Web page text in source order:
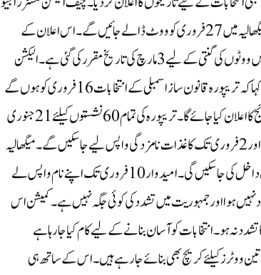
کمار نے پریس کانفرنس کرتے ہوئے بتایا کہ تریپورہ میں 16 فروری کو اور ناگالینڈ و میگھالیہ میں 27 فروری کو ووٹ ڈالے جائیں گے۔ اس اعلان کے
ساتھ ہی تینوں ریاستوں میں انتخابی ضابطہ اخلاق کا نفاذ بھی ہو گیا۔ تینوں ہی ریاستوں میں ووٹوں کی گنتی کے لیے 3 مارچ کی تاریخ مقرر کی گئی ہے۔الیکشن
کمیشن نے بدھ کو تین شمال مشرقی ریاستوں کے اسمبلی انتخابات کا اعلان کرتے ہوئے کہا کہ تریپورہ قانون ساز اسمبلی کے انتخابات 16فروری کو ہوں گے
اور ناگالینڈ اور میگھالیہ اسمبلیوں کے انتخابات 27فروری کو ہوں گے۔ 2مارچ کو نتائج کا اعلان کیا جائے گا۔تریپورہ کی تمام 60نشستوں کیلئے 21جنوری
کو نوٹیفکیشن جاری کیا جائے گا اور 30جنوری تک کاغذات نامزدگی داخل کی جاسکے گی اور 2 فروری تک کاغذات نامزدگی واپس لیے جا سکیں گے ۔ میگھالیہ
اور ناگالینڈ کیلئے 31جنوری کو نوٹیفکیشن جاری کیا جائے گا اور 7فروری تک نامزدگیاں داخل کی جا سکیں گی۔ امیدوار 10فروری تک اپنے نام واپس لے
ہوا اور جمہوریت میں تشدد کی کوئی جگہ نہیں ہے ۔ کمیشن اس
نہ ہو۔ انتخابات کو آسان بنانے کے لیے کام کیا جا رہا ہے
خواتین ووٹرز کیلئے کریچ بھی بنائے جارہے ہیں۔ اس کے ساتھ ہی